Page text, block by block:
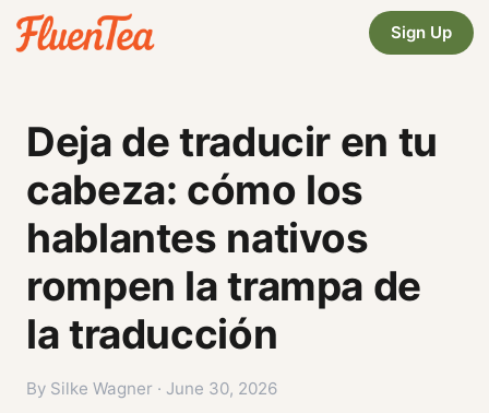
Sign Up
Deja de traducir en tu
cabeza: cómo los
hablantes nativos
rompen la trampa de
la traducción
By Silke Wagner · June 30, 2026